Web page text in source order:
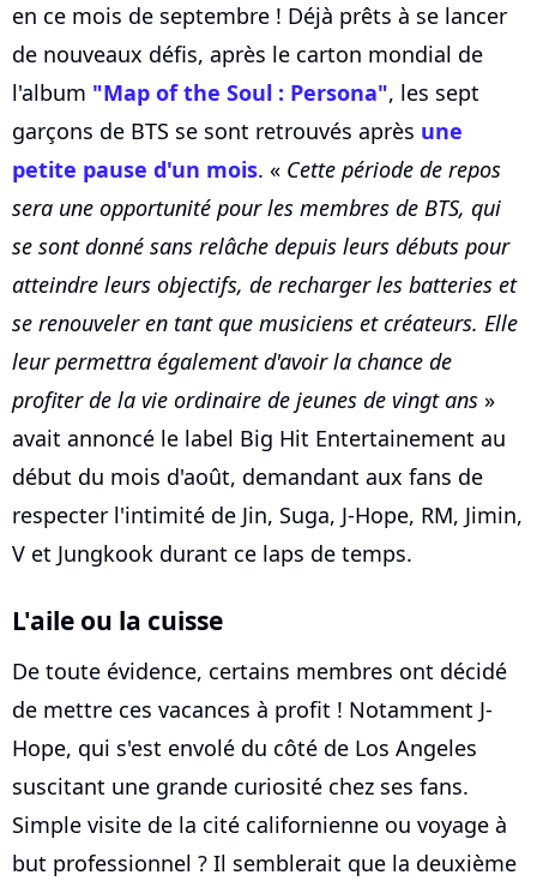
en ce mois de septembre ! Déjà prêts à se lancer
de nouveaux défis, après le carton mondial de
l'album "Map of the Soul : Persona", les sept
garçons de BTS se sont retrouvés après une
petite pause d'un mois. « Cette période de repos
sera une opportunité pour les membres de BTS, qui
se sont donné sans relâche depuis leurs débuts pour
atteindre leurs objectifs, de recharger les batteries et
se renouveler en tant que musiciens et créateurs. Elle
leur permettra également d'avoir la chance de
profiter de la vie ordinaire de jeunes de vingt ans »
avait annoncé le label Big Hit Entertainement au
début du mois d'août, demandant aux fans de
respecter l'intimité de Jin, Suga, J-Hope, RM, Jimin,
V et Jungkook durant ce laps de temps.
L'aile ou la cuisse
De toute évidence, certains membres ont décidé
de mettre ces vacances à profit ! Notamment J-
Hope, qui s'est envolé du côté de Los Angeles
suscitant une grande curiosité chez ses fans.
Simple visite de la cité californienne ou voyage à
but professionnel ? Il semblerait que la deuxième